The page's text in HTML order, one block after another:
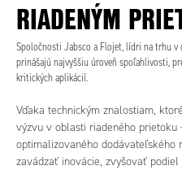
RIADENÝM
Spoločnosti Jabsco a Flojet, lídri na trhu
prinášajú najvyššiu úroveň spoľahlivosti,
kritických aplikácií.
Vďaka technickým znalostiam,
výzvu v oblasti riadeného prietoku
optimalizovaného dodávateľského
zavádzať inovácie, zvyšovať